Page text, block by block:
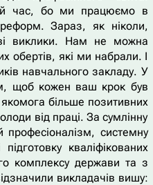
час, бо ми працюємо в
реформ. Зараз, як ніколи,
виклики. Нам не можна
обертів, які ми набрали. І
навчального закладу. У
щоб кожен ваш крок був
більше позитивних
від праці. За сумлінну
системну
підготовку кваліфікованих
комплексу держави та з
викладачів вишу: